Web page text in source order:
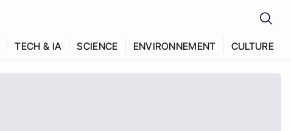
TECH & IA SCIENCE ENVIRONNEMENT CULTURE